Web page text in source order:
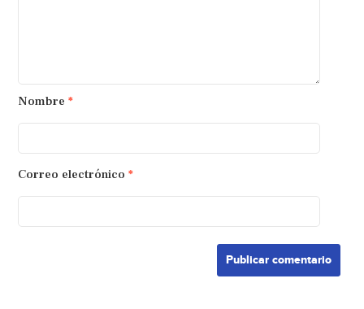
Nombre *
Correo electrónico *